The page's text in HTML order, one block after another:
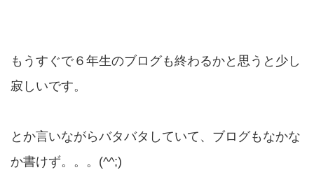
もうすぐで６年生のブログも終わるかと思うと少し
寂しいです。
とか言いながらバタバタしていて、ブログもなかな
か書けず。。。(^^;)